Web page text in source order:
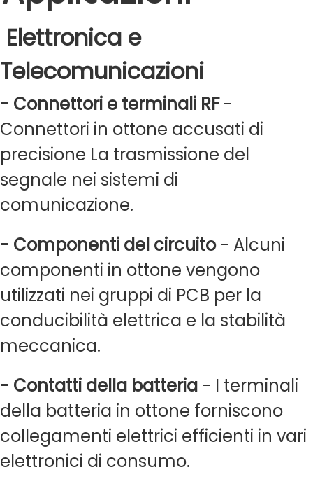
Elettronica e
Telecomunicazioni
- Connettori e terminali RF-
Connettori in ottone accusati di
precisione La trasmissione del
segnale nei sistemi di
comunicazione.
- Componenti del circuito- Alcuni
componenti in ottone vengono
utilizzati nei gruppi di PCB per la
conducibilità elettrica e la stabilità
meccanica.
- Contatti della batteria - I terminali
della batteria in ottone forniscono
collegamenti elettrici efficienti in vari
elettronici di consumo.